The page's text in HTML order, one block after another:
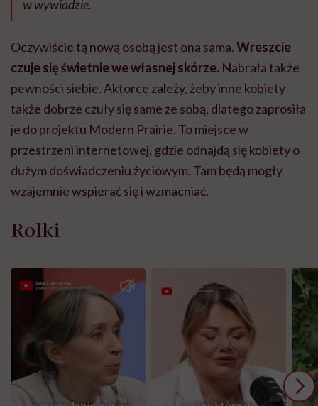
w wywiadzie.
Oczywiście tą nową osobą jest ona sama.Wreszcie
czuje się świetnie we własnej skórze. Nabrała także
pewności siebie. Aktorce zależy, żeby inne kobiety
także dobrze czuły się same ze sobą, dlatego zaprosiła
je do projektu Modern Prairie. To miejsce w
przestrzeni internetowej, gdzie odnajdą się kobiety o
dużym doświadczeniu życiowym. Tam będą mogły
wzajemnie wspierać się i wzmacniać.
Rolki